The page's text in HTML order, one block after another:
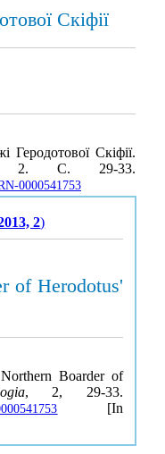
Скіфії
Скіфії.
С. 29-33.
0000541753
2)
of Herodotus'
Boarder of
, 2, 29-33.
[In